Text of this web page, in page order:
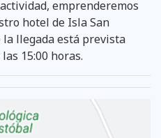
emprenderemos
hotel de Isla San
llegada está prevista
15:00 horas.